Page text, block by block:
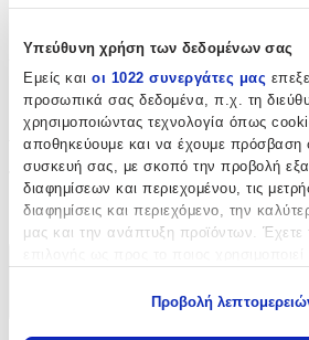
Υπεύθυνη χρήση των δεδομένων σας
Εμείς και οι 1022 συνεργάτες μας
προσωπικά σας δεδομένα, π.χ. τη
χρησιμοποιώντας τεχνολογία όπως
αποθηκεύουμε και να έχουμε πρόσβαση
συσκευή σας, με σκοπό την προβολή
διαφημίσεων και περιεχομένου, τις
διαφημίσεις και περιεχόμενο, την
μας και την ανάπτυξη προϊόντων. Έχετε
Προβολή
Χρώμα Υλικού:
Κίτρινο
Λεπτομέρειες
Τύπος:
Λαιμού
Χαρακτηριστικά